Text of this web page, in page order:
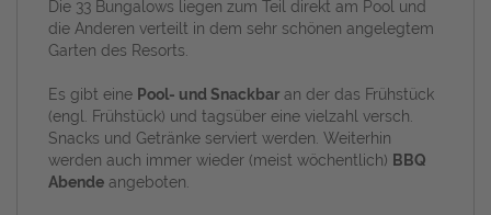
Die 33 Bungalows liegen zum Teil direkt am Pool und
die Anderen verteilt in dem sehr schönen angelegtem
Garten des Resorts.
Es gibt eine Pool- und Snackbar an der das Frühstück
(engl. Frühstück) und tagsüber eine vielzahl versch.
Snacks und Getränke serviert werden. Weiterhin
werden auch immer wieder (meist wöchentlich) BBQ
Abende angeboten.